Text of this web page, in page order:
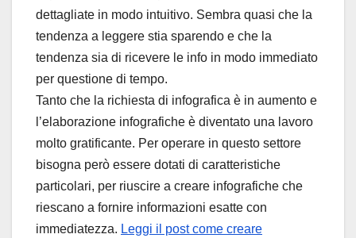
dettagliate in modo intuitivo. Sembra quasi che la
tendenza a leggere stia sparendo e che la
tendenza sia di ricevere le info in modo immediato
per questione di tempo.
Tanto che la richiesta di infografica è in aumento e
l’elaborazione infografiche è diventato una lavoro
molto gratificante. Per operare in questo settore
bisogna però essere dotati di caratteristiche
particolari, per riuscire a creare infografiche che
riescano a fornire informazioni esatte con
immediatezza. Leggi il post come creare